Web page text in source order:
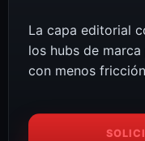
La capa editorial
los hubs de
con menos